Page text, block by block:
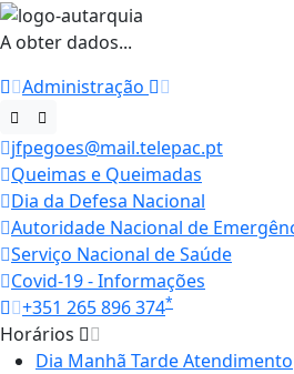
A obter dados...
Administração
jfpegoes@mail.telepac.pt
Queimas e Queimadas
Dia da Defesa Nacional
Autoridade Nacional de
Serviço Nacional de Saúde
Covid-19 - Informações
+351 265 896 374*
Horários
Dia Manhã TardeAtendimento